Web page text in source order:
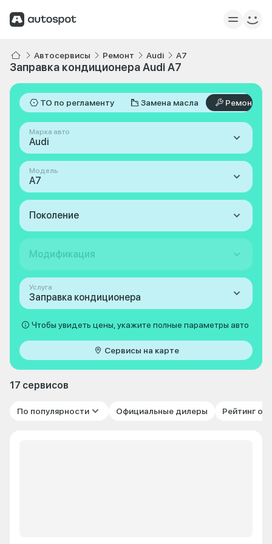
Автосервисы Ремонт Audi A7
Заправка кондиционера Audi A7
ТО по регламенту Замена масла Ремонт
Марка авто
Audi
Модель
A7
Поколение
Модификация
Услуга
Заправка кондиционера
Чтобы увидеть цены, укажите полные параметры авто
Сервисы на карте
17 сервисов
По популярности Официальные дилеры Рейтинг